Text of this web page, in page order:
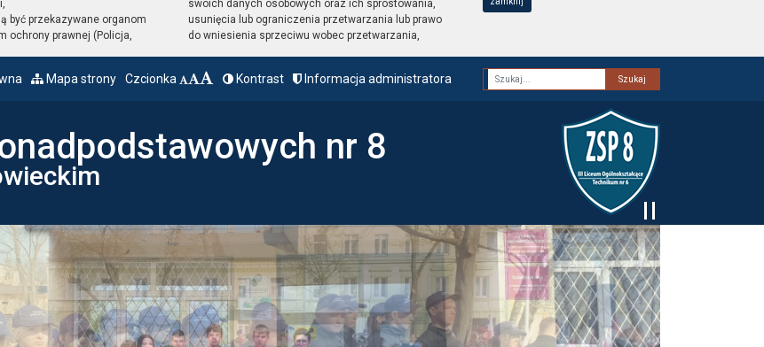
być przekazywane organom
ochrony prawnej (Policja,
swoich danych osobowych oraz ich sprostowania,
usunięcia lub ograniczenia przetwarzania lub prawo
do wniesienia sprzeciwu wobec przetwarzania,
Mapa strony Czcionka Kontrast Informacja administratora
Fraza
nr 8